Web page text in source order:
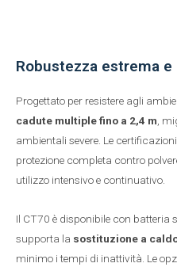
Robustezza estrema
Progettato per resistere agli
cadute multiple fino a 2,4 m ,
ambientali severe. Le certificazioni
protezione completa contro
utilizzo intensivo e continuativo.
Il CT70 è disponibile con
supporta la sostituzione a
minimo i tempi di inattività. Le